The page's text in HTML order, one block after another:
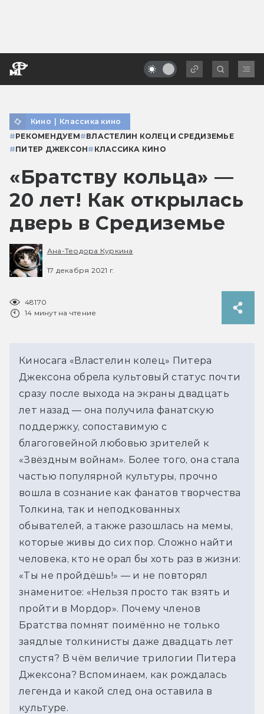
Кино | Классика кино
#РЕКОМЕНДУЕМ#ВЛАСТЕЛИН КОЛЕЦ И СРЕДИЗЕМЬЕ
#ПИТЕР ДЖЕКСОН# КЛАССИКА КИНО
«Братству кольца» —
20 лет! Как открылась
дверь в Средиземье
Ана-Теодора Куркина
17 декабря 2021 г.
48170
14 минут на чтение
Киносага «Властелин колец» Питера
Джексона обрела культовый статус почти
сразу после выхода на экраны двадцать
лет назад — она получила фанатскую
поддержку, сопоставимую с
благоговейной любовью зрителей к
«Звёздным войнам». Более того, она стала
частью популярной культуры, прочно
вошла в сознание как фанатов творчества
Толкина, так и неподкованных
обывателей, а также разошлась на мемы,
которые живы до сих пор. Сложно найти
человека, кто не орал бы хоть раз в жизни:
«Ты не пройдёшь!» — и не повторял
знаменитое: «Нельзя просто так взять и
пройти в Мордор». Почему членов
Братства помнят поимённо не только
заядлые толкинисты даже двадцать лет
спустя? В чём величие трилогии Питера
Джексона? Вспоминаем, как рождалась
легенда и какой след она оставила в
культуре.